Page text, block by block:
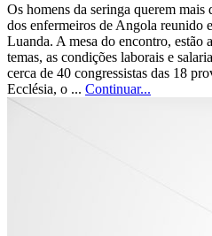
Os homens da seringa querem
dos enfermeiros de Angola reunido
Luanda. A mesa do encontro, estão
temas, as condições laborais e
cerca de 40 congressistas das 18
Ecclésia, o ... Continuar...